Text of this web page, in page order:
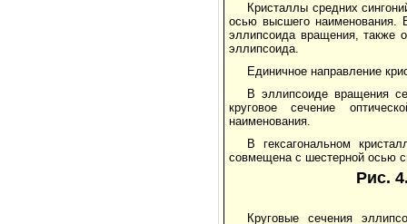
Кристаллы средних
осью высшего наименования.
эллипсоида вращения, также
эллипсоида.
Единичное направление
В эллипсоиде вращения
круговое сечение
наименования.
В гексагональном
совмещена с шестерной осью
Рис.
Круговые сечения